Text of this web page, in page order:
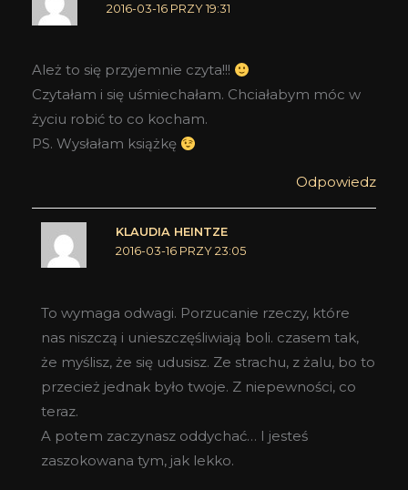
2016-03-16 PRZY 19:31
Ależ to się przyjemnie czyta!!!
Czytałam i się uśmiechałam. Chciałabym móc w
życiu robić to co kocham.
PS. Wysłałam książkę
Odpowiedz
KLAUDIA HEINTZE
2016-03-16 PRZY 23:05
To wymaga odwagi. Porzucanie rzeczy, które
nas niszczą i unieszczęśliwiają boli. czasem tak,
że myślisz, że się udusisz. Ze strachu, z żalu, bo to
przecież jednak było twoje. Z niepewności, co
teraz.
A potem zaczynasz oddychać… I jesteś
zaszokowana tym, jak lekko.